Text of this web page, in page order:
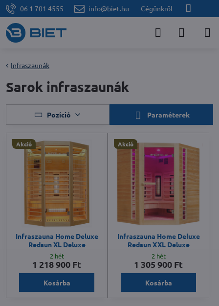
06 1 701 4555 info@biet.hu Cégünkről
Infraszaunák
Sarok infraszaunák
Pozíció Paraméterek
Akció
Infraszauna Home Deluxe
Redsun XL Deluxe
2 hét
1 218 900 Ft
Kosárba
Akció
Infraszauna Home Deluxe
Redsun XXL Deluxe
2 hét
1 305 900 Ft
Kosárba